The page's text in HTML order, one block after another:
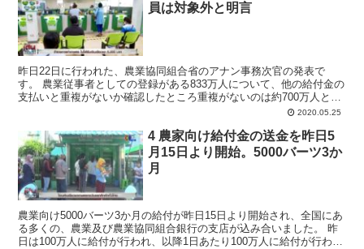
員は対象外と明言
昨日22日に行われた、農業協同組合省のアナン事務次官の発表で
す。 農業従事者としての登録がある833万人について、他の給付金の
支払いと重複がないか確認したところ重複がないのは約700万人と分
2020.05.25
4 農家向け給付金の送金を昨日5
月15日より開始。5000バーツ3か
月
農業向け5000バーツ3か月の給付が昨日15日より開始され、全国にあ
る多くの、農業及び農業協同組合銀行の支店が込み合いました。 昨
日は100万人に給付が行われ、以降1日あたり100万人に給付が行われ